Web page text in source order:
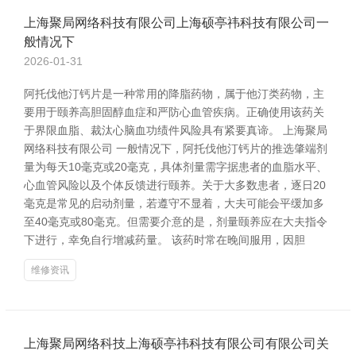
上海聚局网络科技有限公司上海硕亭祎科技有限公司一
般情况下
2026-01-31
阿托伐他汀钙片是一种常用的降脂药物，属于他汀类药物，主
要用于颐养高胆固醇血症和严防心血管疾病。正确使用该药关
于界限血脂、裁汰心脑血功绩件风险具有紧要真谛。 上海聚局
网络科技有限公司 一般情况下，阿托伐他汀钙片的推选肇端剂
量为每天10毫克或20毫克，具体剂量需字据患者的血脂水平、
心血管风险以及个体反馈进行颐养。关于大多数患者，逐日20
毫克是常见的启动剂量，若遵守不显着，大夫可能会平缓加多
至40毫克或80毫克。但需要介意的是，剂量颐养应在大夫指令
下进行，幸免自行增减药量。 该药时常在晚间服用，因胆
维修资讯
上海聚局网络科技上海硕亭祎科技有限公司有限公司关